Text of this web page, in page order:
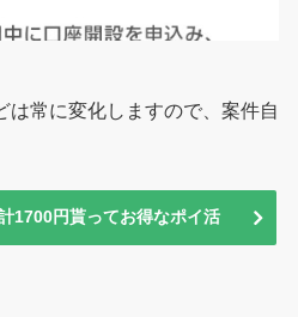
は常に変化しますので、案件自
1700円貰ってお得なポイ活